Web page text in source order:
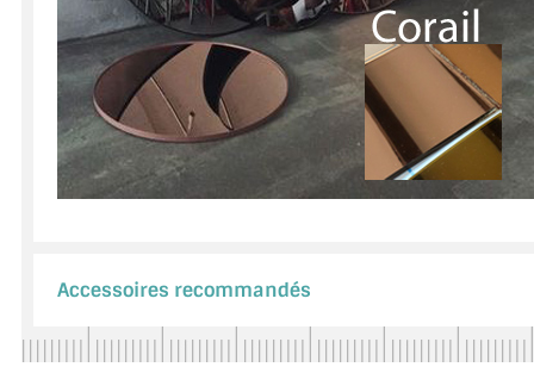
Accessoires recommandés